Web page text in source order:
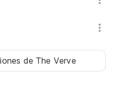
de The Verve